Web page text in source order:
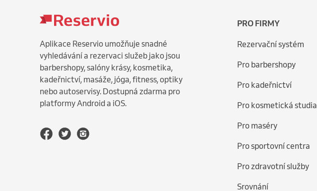
Aplikace Reservio umožňuje snadné
vyhledávání a rezervaci služeb jako jsou
barbershopy, salóny krásy, kosmetika,
kadeřnictví, masáže, jóga, fitness, optiky
nebo autoservisy. Dostupná zdarma pro
platformy Android a iOS.
PRO FIRMY
Rezervační systém
Pro barbershopy
Pro kadeřnictví
Pro kosmetická studia
Pro maséry
Pro sportovní centra
Pro zdravotní služby
Srovnání